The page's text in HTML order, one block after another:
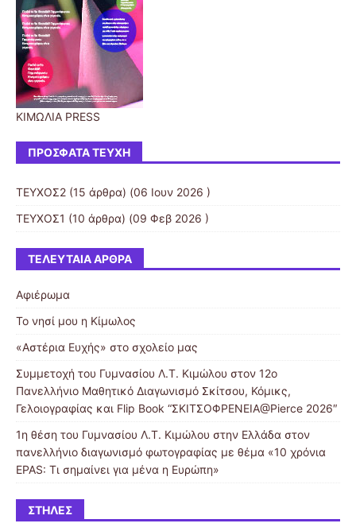
ΚΙΜΩΛΙΑ PRESS
ΠΡΌΣΦΑΤΑ ΤΕΎΧΗ
ΤΕΥΧΟΣ2 (15 άρθρα) (06 Ιουν 2026 )
ΤΕΥΧΟΣ1 (10 άρθρα) (09 Φεβ 2026 )
ΤΕΛΕΥΤΑΊΑ ΆΡΘΡΑ
Αφιέρωμα
Το νησί μου η Κίμωλος
«Αστέρια Ευχής» στο σχολείο μας
Συμμετοχή του Γυμνασίου Λ.Τ. Κιμώλου στον 12ο
Πανελλήνιο Μαθητικό Διαγωνισμό Σκίτσου, Κόμικς,
Γελοιογραφίας και Flip Book “ΣΚΙΤΣΟΦΡΕΝΕΙΑ@Pierce 2026″
1η θέση του Γυμνασίου Λ.Τ. Κιμώλου στην Ελλάδα στον
πανελλήνιο διαγωνισμό φωτογραφίας με θέμα «10 χρόνια
EPAS: Τι σημαίνει για μένα η Ευρώπη»
ΣΤΉΛΕΣ